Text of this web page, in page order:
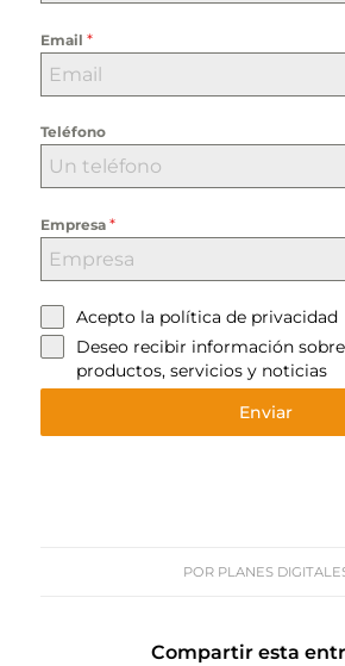
Email *
Teléfono
Empresa *
Acepto la política de privacidad
Deseo recibir información
productos, servicios y noticias
Enviar
POR PLANES
Compartir esta